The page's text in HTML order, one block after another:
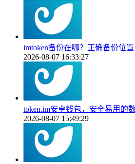
imtoken备份在哪？正确备份位
2026-08-07 16:33:27
token.im安卓钱包，安全易用的
2026-08-07 15:49:29